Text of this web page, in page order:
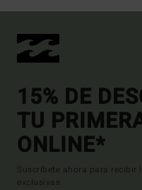
15% DE
TU
ONLINE*
Suscríbete ahora para
exclusivas.